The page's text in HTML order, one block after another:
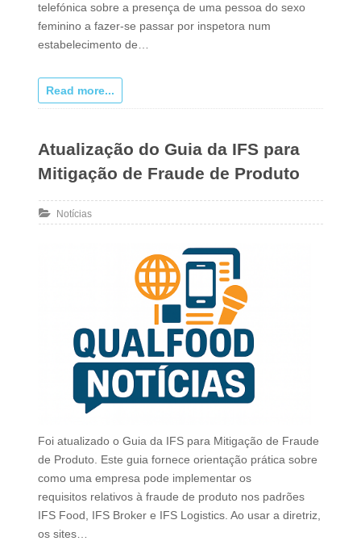
telefónica sobre a presença de uma pessoa do sexo
feminino a fazer-se passar por inspetora num
estabelecimento de…
Read more...
Atualização do Guia da IFS para
Mitigação de Fraude de Produto
Notícias
Foi atualizado o Guia da IFS para Mitigação de Fraude
de Produto. Este guia fornece orientação prática sobre
como uma empresa pode implementar os
requisitos relativos à fraude de produto nos padrões
IFS Food, IFS Broker e IFS Logistics. Ao usar a diretriz,
os sites…